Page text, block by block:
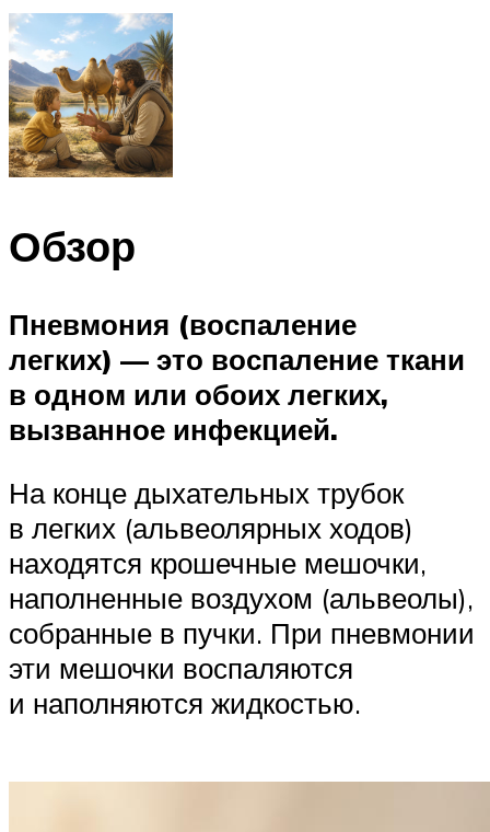
Обзор
Пневмония (воспаление
легких) — это воспаление ткани
в одном или обоих легких,
вызванное инфекцией.
На конце дыхательных трубок
в легких (альвеолярных ходов)
находятся крошечные мешочки,
наполненные воздухом (альвеолы),
собранные в пучки. При пневмонии
эти мешочки воспаляются
и наполняются жидкостью.